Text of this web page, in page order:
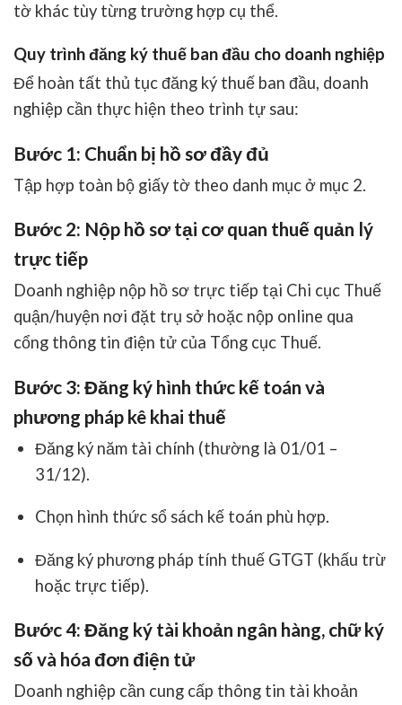
tờ khác tùy từng trường hợp cụ thể.
Quy trình đăng ký thuế ban đầu cho doanh nghiệp
Để hoàn tất thủ tục đăng ký thuế ban đầu, doanh
nghiệp cần thực hiện theo trình tự sau:
Bước 1: Chuẩn bị hồ sơ đầy đủ
Tập hợp toàn bộ giấy tờ theo danh mục ở mục 2.
Bước 2: Nộp hồ sơ tại cơ quan thuế quản lý
trực tiếp
Doanh nghiệp nộp hồ sơ trực tiếp tại Chi cục Thuế
quận/huyện nơi đặt trụ sở hoặc nộp online qua
cổng thông tin điện tử của Tổng cục Thuế.
Bước 3: Đăng ký hình thức kế toán và
phương pháp kê khai thuế
Đăng ký năm tài chính (thường là 01/01 –
31/12).
Chọn hình thức sổ sách kế toán phù hợp.
Đăng ký phương pháp tính thuế GTGT (khấu trừ
hoặc trực tiếp).
Bước 4: Đăng ký tài khoản ngân hàng, chữ ký
số và hóa đơn điện tử
Doanh nghiệp cần cung cấp thông tin tài khoản